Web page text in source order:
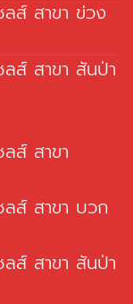
ลส์ สาขา ข่วง
ลส์ สาขา สันป่า
ส์ สาขา
ลส์ สาขา บวก
ลส์ สาขา สันป่า